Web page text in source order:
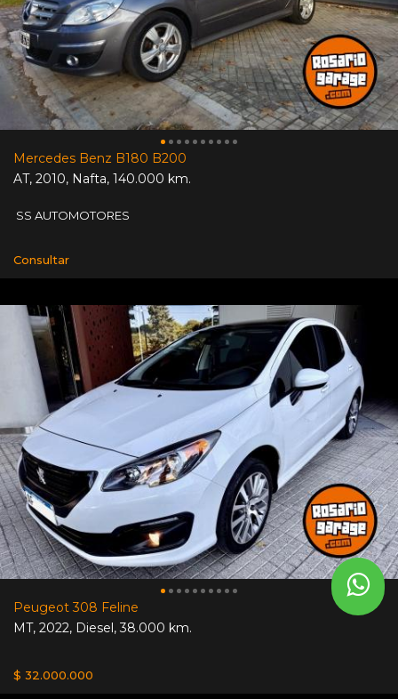
Mercedes Benz B180 B200
AT, 2010, Nafta, 140.000 km.
SS AUTOMOTORES
Consultar
Peugeot 308 Feline
MT, 2022, Diesel,38.000 km.
$ 32.000.000